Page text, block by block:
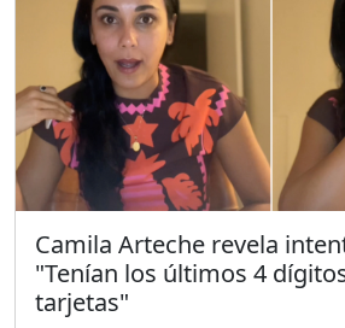
Camila Arteche revela
"Tenían los últimos 4
tarjetas"